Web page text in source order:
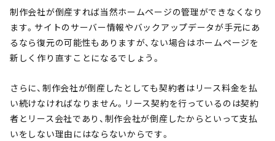
制作会社が倒産すれば当然ホームページの管理ができなくなり
ます。サイトのサーバー情報やバックアップデータが手元にあ
るなら復元の可能性もありますが、ない場合はホームページを
新しく作り直すことになるでしょう。
さらに、制作会社が倒産したとしても契約者はリース料金を払
い続けなければなりません。リース契約を行っているのは契約
者とリース会社であり、制作会社が倒産したからといって支払
いをしない理由にはならないからです。